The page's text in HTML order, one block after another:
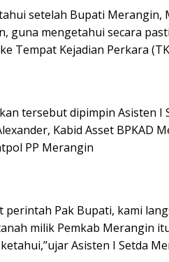
setelah Bupati Merangin,
guna mengetahui secara
Tempat Kejadian Perkara
tersebut dipimpin Asisten I
Kabid Asset BPKAD
PP Merangin
perintah Pak Bupati, kami
milik Pemkab Merangin
Asisten I Setda